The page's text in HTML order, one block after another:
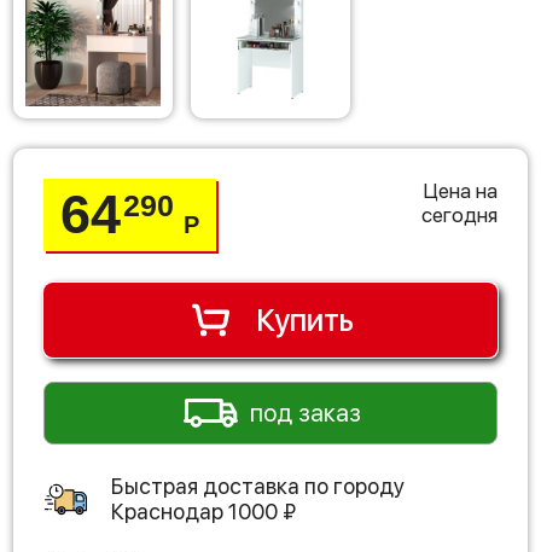
64290
Р
Цена на
сегодня
Купить
под заказ
Быстрая доставка по городу
Краснодар1000 ₽